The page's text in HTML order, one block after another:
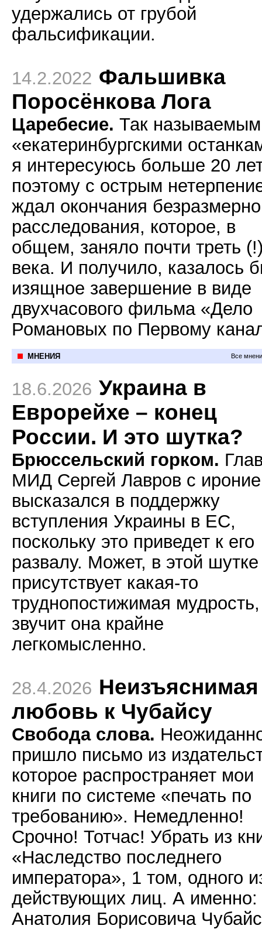
удержались от грубой
фальсификации.
14.2.2022 Фальшивка
Поросёнкова Лога
Царебесие. Так
«екатеринбургскими
я интересуюсь больше 20
поэтому с острым
ждал окончания
расследования, которое, в
общем, заняло почти треть
века. И получило, казалось
изящное завершение в виде
двухчасового фильма «Дело
Романовых по Первому
МНЕНИЯ Все
18.6.2026 Украина в
Еврорейхе – конец
России. И это шутка?
Брюссельский горком.
МИД Сергей Лавров с
высказался в поддержку
вступления Украины в ЕС,
поскольку это приведет к его
развалу. Может, в этой шутке
присутствует какая-то
труднопостижимая
звучит она крайне
легкомысленно.
28.4.2026 Неизъяснимая
любовь к Чубайсу
Свобода слова.
пришло письмо из
которое распространяет мои
книги по системе «печать по
требованию». Немедленно!
Срочно! Тотчас! Убрать из
«Наследство последнего
императора», 1 том, одного
действующих лиц. А именно:
Анатолия Борисовича